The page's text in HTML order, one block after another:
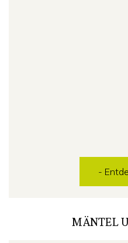
-
MÄNTEL